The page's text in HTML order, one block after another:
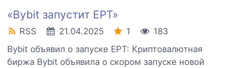
«Bybit запустит EPT»
RSS 21.04.2025 1
183
Bybit объявил о запуске EPT: Криптовалютная
биржа Bybit объявила о скором запуске новой